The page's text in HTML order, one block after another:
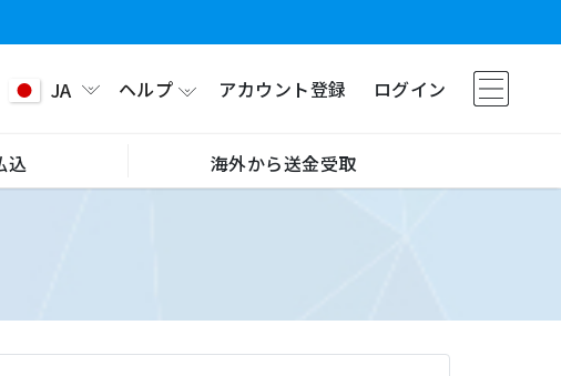
JA ヘルプ アカウント登録 ログイン
込 海外から送金受取